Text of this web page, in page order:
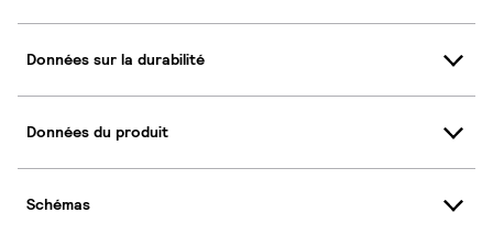
Données sur la durabilité
Données du produit
Schémas